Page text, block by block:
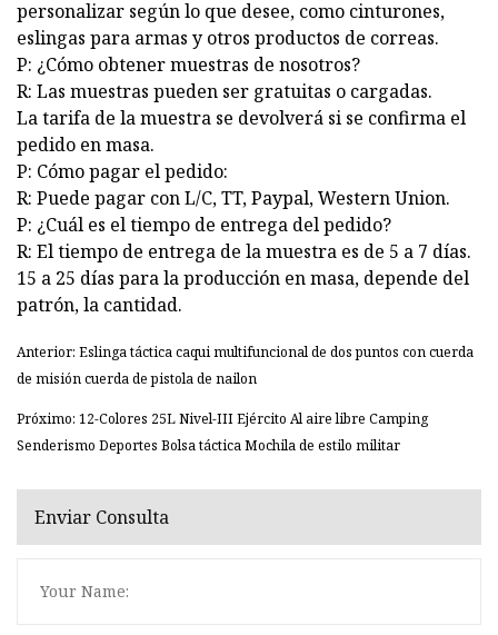
personalizar según lo que desee, como cinturones,
eslingas para armas y otros productos de correas.
P: ¿Cómo obtener muestras de nosotros?
R: Las muestras pueden ser gratuitas o cargadas.
La tarifa de la muestra se devolverá si se confirma el
pedido en masa.
P: Cómo pagar el pedido:
R: Puede pagar con L/C, TT, Paypal, Western Union.
P: ¿Cuál es el tiempo de entrega del pedido?
R: El tiempo de entrega de la muestra es de 5 a 7 días.
15 a 25 días para la producción en masa, depende del
patrón, la cantidad.
Anterior: Eslinga táctica caqui multifuncional de dos puntos con cuerda
de misión cuerda de pistola de nailon
Próximo: 12-Colores 25L Nivel-III Ejército Al aire libre Camping
Senderismo Deportes Bolsa táctica Mochila de estilo militar
Enviar Consulta